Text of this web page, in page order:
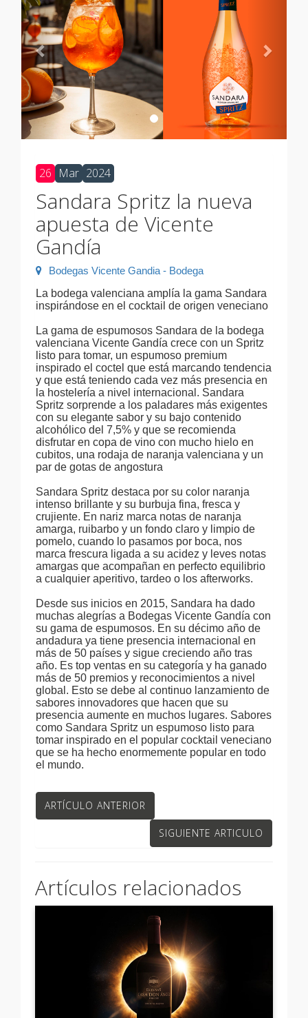
26 Mar 2024
Sandara Spritz la nueva
apuesta de Vicente
Gandía
Bodegas Vicente Gandia - Bodega
La bodega valenciana amplía la gama Sandara
inspirándose en el cocktail de origen veneciano
La gama de espumosos Sandara de la bodega
valenciana Vicente Gandía crece con un Spritz
listo para tomar, un espumoso premium
inspirado el coctel que está marcando tendencia
y que está teniendo cada vez más presencia en
la hostelería a nivel internacional. Sandara
Spritz sorprende a los paladares más exigentes
con su elegante sabor y su bajo contenido
alcohólico del 7,5% y que se recomienda
disfrutar en copa de vino con mucho hielo en
cubitos, una rodaja de naranja valenciana y un
par de gotas de angostura
Sandara Spritz destaca por su color naranja
intenso brillante y su burbuja fina, fresca y
crujiente. En nariz marca notas de naranja
amarga, ruibarbo y un fondo claro y limpio de
pomelo, cuando lo pasamos por boca, nos
marca frescura ligada a su acidez y leves notas
amargas que acompañan en perfecto equilibrio
a cualquier aperitivo, tardeo o los afterworks.
Desde sus inicios en 2015, Sandara ha dado
muchas alegrías a Bodegas Vicente Gandía con
su gama de espumosos. En su décimo año de
andadura ya tiene presencia internacional en
más de 50 países y sigue creciendo año tras
año. Es top ventas en su categoría y ha ganado
más de 50 premios y reconocimientos a nivel
global. Esto se debe al continuo lanzamiento de
sabores innovadores que hacen que su
presencia aumente en muchos lugares. Sabores
como Sandara Spritz un espumoso listo para
tomar inspirado en el popular cocktail veneciano
que se ha hecho enormemente popular en todo
el mundo.
ARTÍCULO ANTERIOR
SIGUIENTE ARTICULO
Artículos relacionados